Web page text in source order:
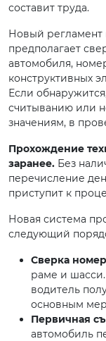
составит труда.
Новый регламент
предполагает
автомобиля,
конструктивных
Если
считыванию или
значениям, в
Прохождение
заранее. Без
перечисление
приступит к
Новая система
следующий
Сверка
раме и
водитель
основным
Первичная
автомобиль